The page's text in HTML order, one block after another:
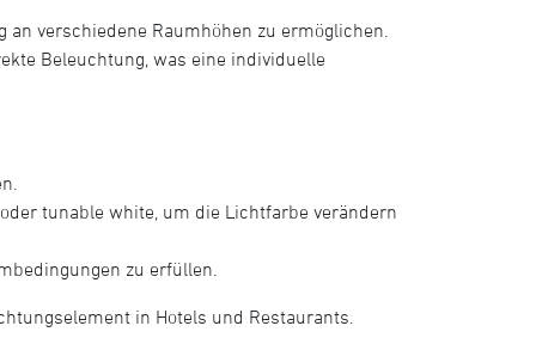
verschiedene Raumhöhen zu ermöglichen.
Beleuchtung, was eine individuelle
tunable white, um die Lichtfarbe verändern
zu erfüllen.
in Hotels und Restaurants.